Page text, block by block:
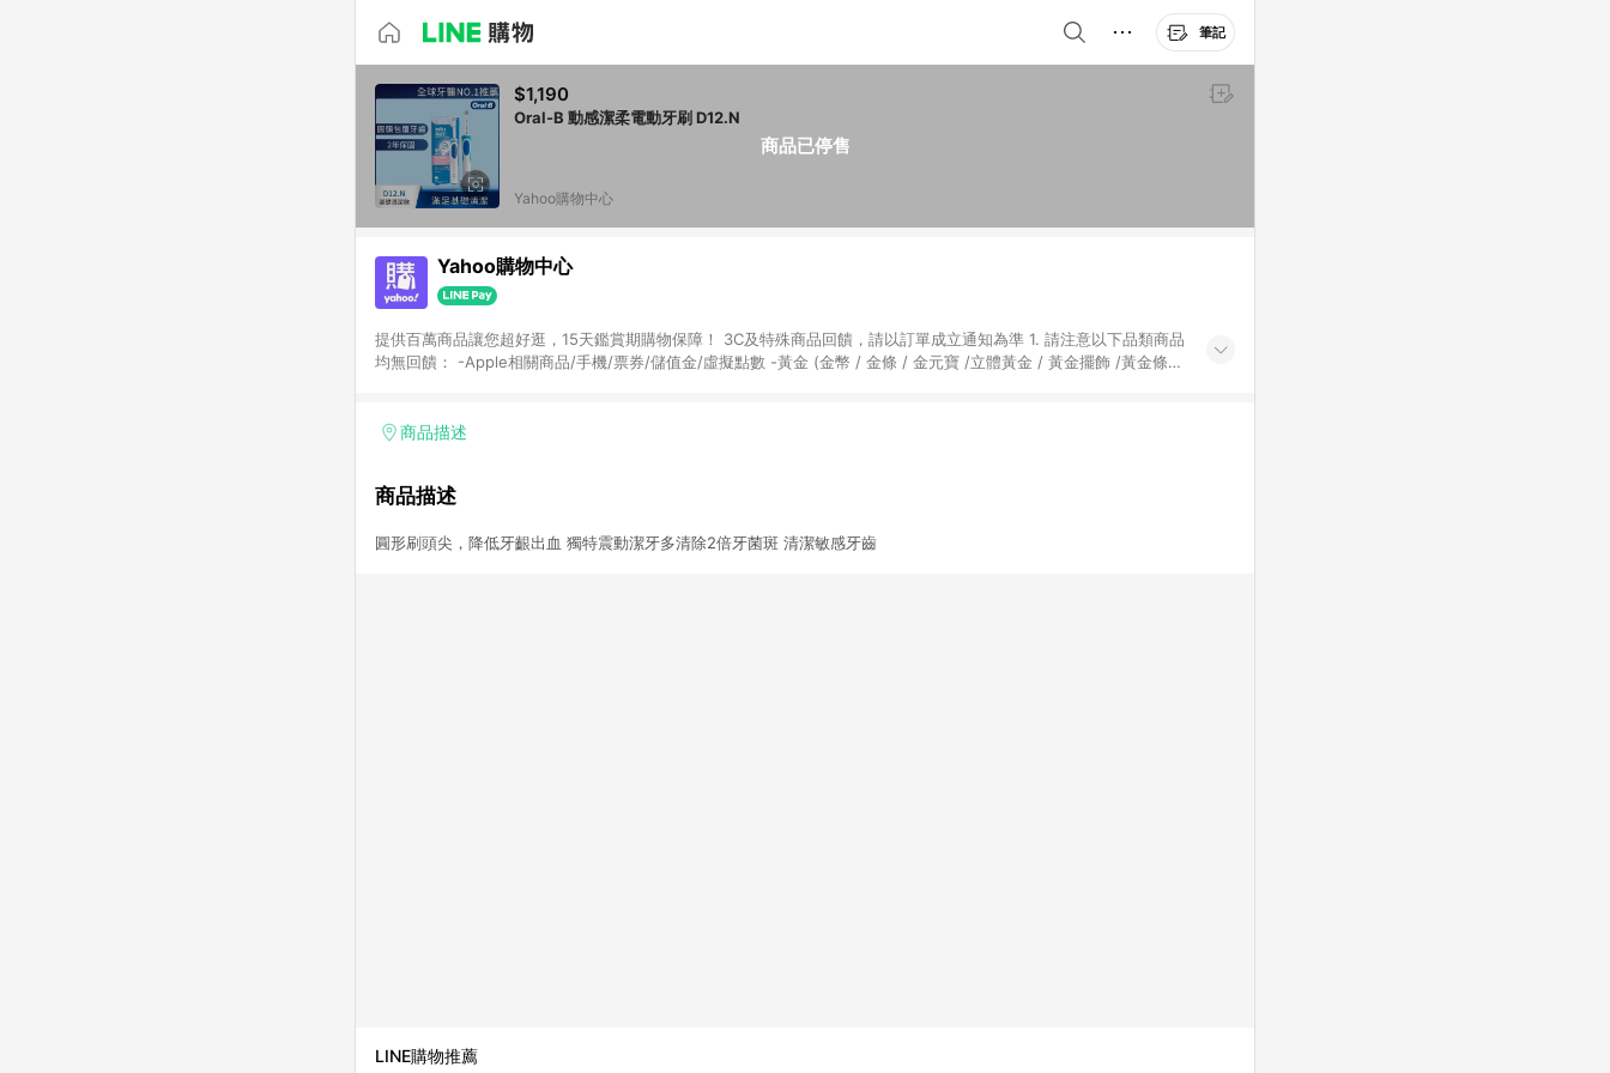
筆記
商品已停售
$1,190
Oral-B 動感潔柔電動牙刷 D12.N
Yahoo購物中心
Yahoo購物中心
提供百萬商品讓您超好逛，15天鑑賞期購物保障！ 3C及特殊商品回饋，請以訂單成立通知為準 1. 請注意以下品類商品
均無回饋： -Apple相關商品/手機/票券/儲值金/虛擬點數 -黃金 (金幣 / 金條 / 金元寶 /立體黃金 / 黃金擺飾 /黃金條
Yahoo超贈點回饋者 - 購物中心商店之商品：商品賣場中有標示「商店」及顯示商店名稱者(指定活動店家除外) 3. 訂
商品描述
商品描述
圓形刷頭尖，降低牙齦出血 獨特震動潔牙多清除2倍牙菌斑 清潔敏感牙齒
LINE購物推薦